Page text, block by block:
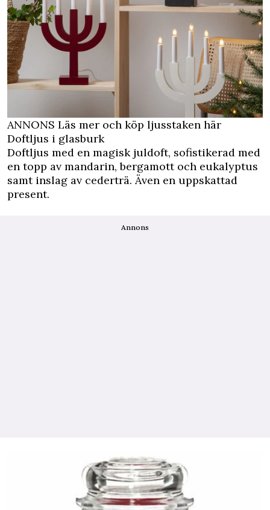
ANNONS Läs mer och köp ljusstaken här
Doftljus i glasburk
Doftljus med en magisk juldoft, sofistikerad med
en topp av mandarin, bergamott och eukalyptus
samt inslag av cederträ. Även en uppskattad
present.
Annons